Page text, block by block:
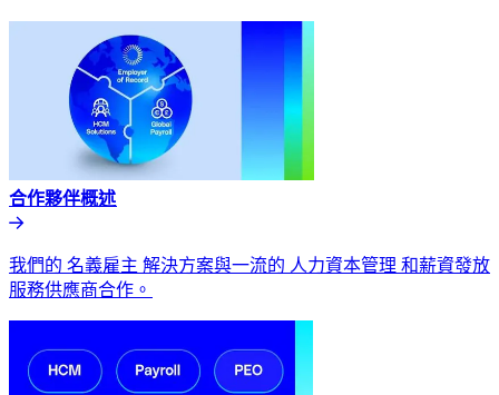
合作夥伴概述​​
我們的 名義雇主 解決方案與一流的 人力資本管理 和薪資發放
服務供應商合作。​​